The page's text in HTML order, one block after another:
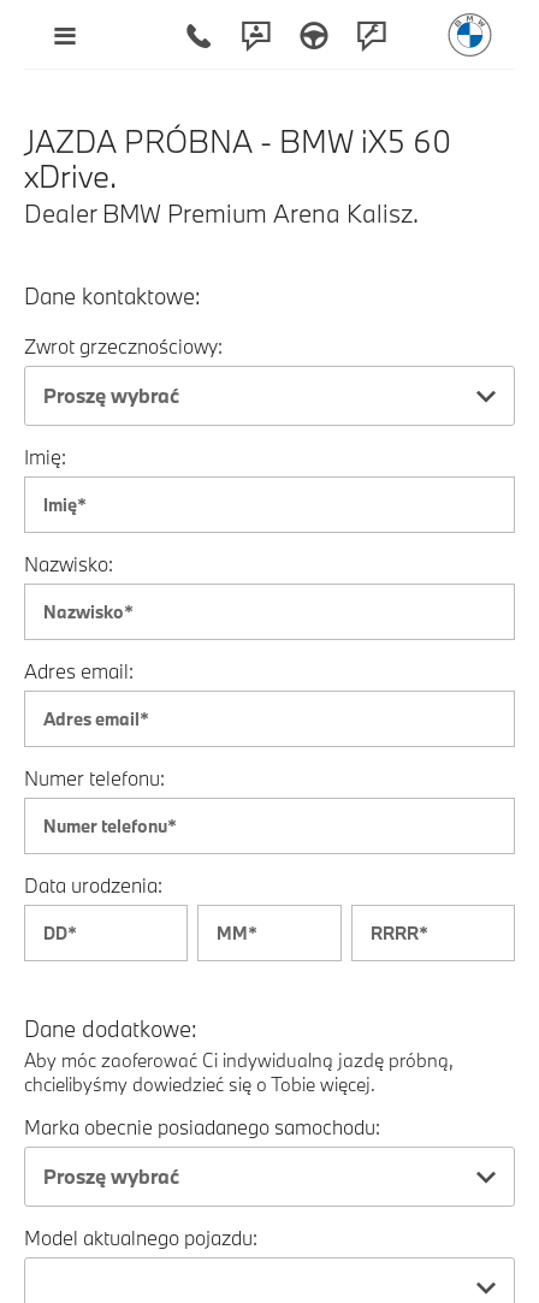
JAZDA PRÓBNA - BMW iX5 60
xDrive.
Dealer BMW Premium Arena Kalisz.
Dane kontaktowe:
Zwrot grzecznościowy:
Proszę wybrać
Imię:
Nazwisko:
Adres email:
Numer telefonu:
Data urodzenia:
Dane dodatkowe:
Aby móc zaoferować Ci indywidualną jazdę próbną,
chcielibyśmy dowiedzieć się o Tobie więcej.
Marka obecnie posiadanego samochodu:
Proszę wybrać
Model aktualnego pojazdu: